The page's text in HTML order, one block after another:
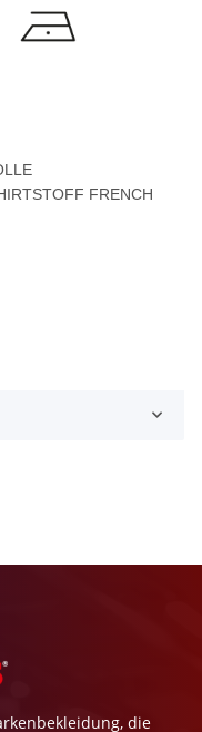
FRENCH
die